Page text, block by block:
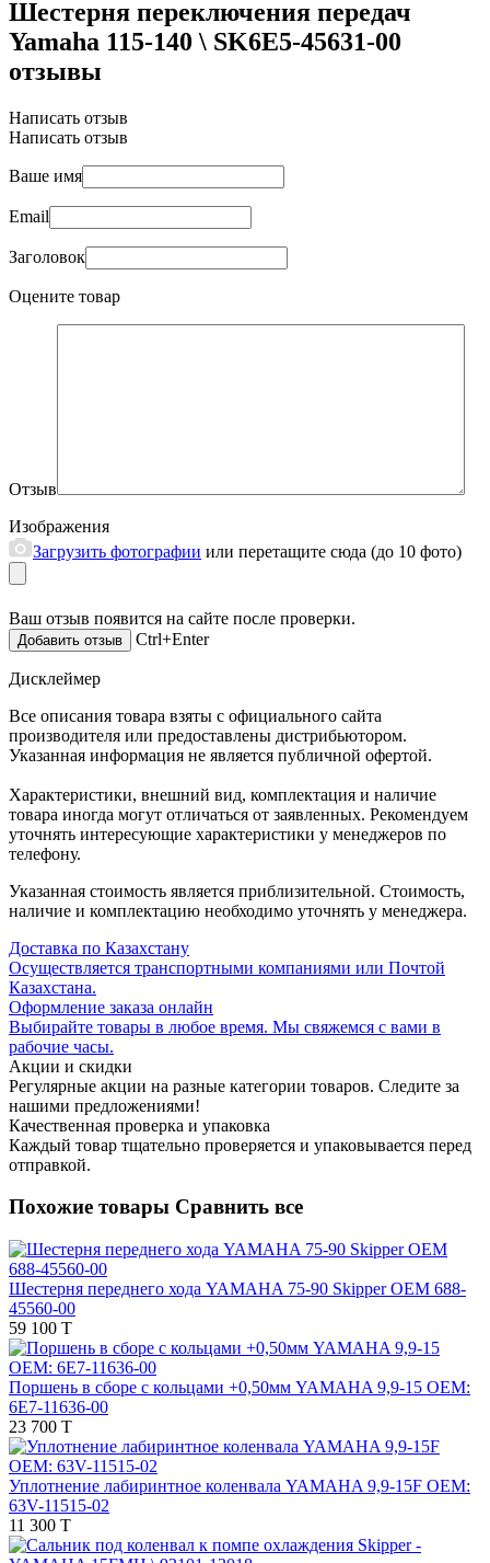
Шестерня переключения передач
Yamaha 115-140 \ SK6E5-45631-00
отзывы
Написать отзыв
Написать отзыв
Ваше имя
Email
Заголовок
Оцените товар
Отзыв
Изображения
Загрузить фотографии или перетащите сюда (до 10 фото)
Ваш отзыв появится на сайте после проверки.
Ctrl+Enter
Дисклеймер
Все описания товара взяты с официального сайта
производителя или предоставлены дистрибьютором.
Указанная информация не является публичной офертой.
Характеристики, внешний вид, комплектация и наличие
товара иногда могут отличаться от заявленных. Рекомендуем
уточнять интересующие характеристики у менеджеров по
телефону.
Указанная стоимость является приблизительной. Стоимость,
наличие и комплектацию необходимо уточнять у менеджера.
Доставка по Казахстану
Осуществляется транспортными компаниями или Почтой
Казахстана.
Оформление заказа онлайн
Выбирайте товары в любое время. Мы свяжемся с вами в
рабочие часы.
Акции и скидки
Регулярные акции на разные категории товаров. Следите за
нашими предложениями!
Качественная проверка и упаковка
Каждый товар тщательно проверяется и упаковывается перед
отправкой.
Похожие товары Сравнить все
Шестерня переднего хода YAMAHA 75-90 Skipper OEM 688-
45560-00
59 100 T
Поршень в сборе с кольцами +0,50мм YAMAHA 9,9-15 OEM:
6E7-11636-00
23 700 T
Уплотнение лабиринтное коленвала YAMAHA 9,9-15F OEM:
63V-11515-02
11 300 T